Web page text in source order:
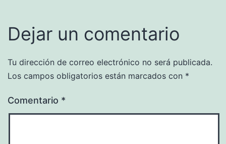
Dejar un comentario
Tu dirección de correo electrónico no será publicada.
Los campos obligatorios están marcados con *
Comentario *